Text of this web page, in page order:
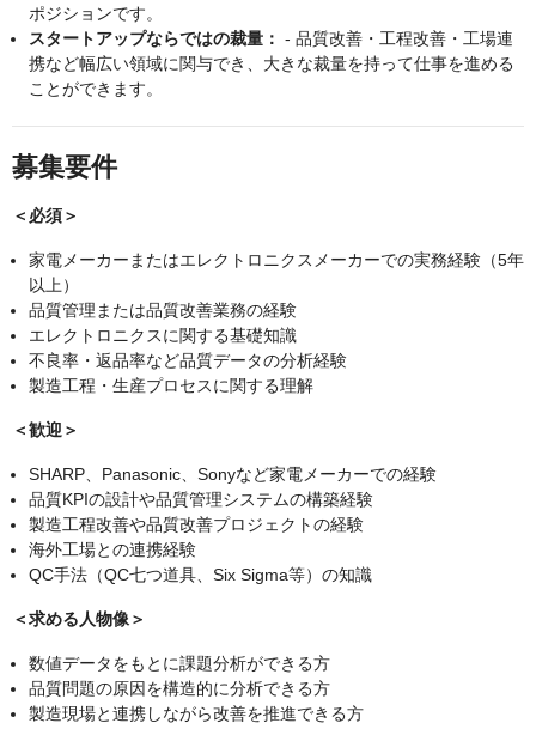
ポジションです。
スタートアップならではの裁量： - 品質改善・工程改善・工場連
携など幅広い領域に関与でき、大きな裁量を持って仕事を進める
ことができます。
募集要件
＜必須＞
家電メーカーまたはエレクトロニクスメーカーでの実務経験（5年
以上）
品質管理または品質改善業務の経験
エレクトロニクスに関する基礎知識
不良率・返品率など品質データの分析経験
製造工程・生産プロセスに関する理解
＜歓迎＞
SHARP、Panasonic、Sonyなど家電メーカーでの経験
品質KPIの設計や品質管理システムの構築経験
製造工程改善や品質改善プロジェクトの経験
海外工場との連携経験
QC手法（QC七つ道具、Six Sigma等）の知識
＜求める人物像＞
数値データをもとに課題分析ができる方
品質問題の原因を構造的に分析できる方
製造現場と連携しながら改善を推進できる方